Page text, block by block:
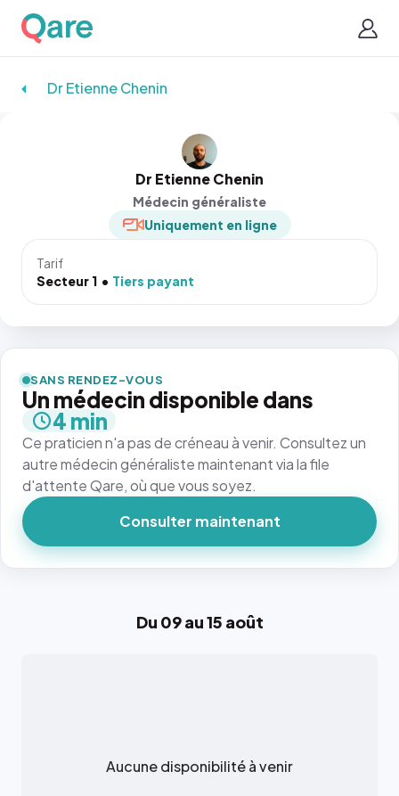
Dr Etienne Chenin
Dr Etienne Chenin
Médecin généraliste
Uniquement en ligne
Tarif
Secteur 1
Tiers payant
Du 09 au 15 août
Aucune disponibilité à venir
SANS RENDEZ-VOUS
Un médecin disponible dans
4 min
Ce praticien n'a pas de créneau à venir. Consultez un
autre médecin généraliste maintenant via la file
d'attente Qare, où que vous soyez.
Consulter maintenant